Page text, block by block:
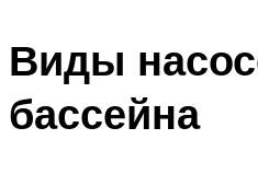
Виды
бассейна